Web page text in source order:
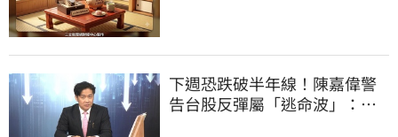
下週恐跌破半年線！陳嘉偉警
告台股反彈屬「逃命波」：空